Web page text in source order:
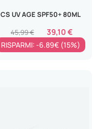
CS UV AGE SPF50+ 80ML
39,10 €
45,99 €
RISPARMI: -6.89€ (15%)